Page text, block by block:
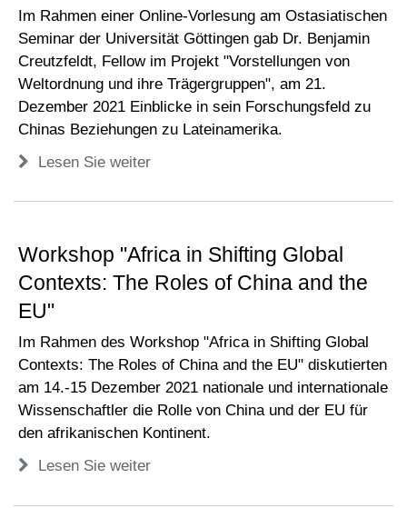
Im Rahmen einer Online-Vorlesung am Ostasiatischen
Seminar der Universität Göttingen gab Dr. Benjamin
Creutzfeldt, Fellow im Projekt "Vorstellungen von
Weltordnung und ihre Trägergruppen", am 21.
Dezember 2021 Einblicke in sein Forschungsfeld zu
Chinas Beziehungen zu Lateinamerika.
Lesen Sie weiter
Workshop "Africa in Shifting Global
Contexts: The Roles of China and the
EU"
Im Rahmen des Workshop "Africa in Shifting Global
Contexts: The Roles of China and the EU" diskutierten
am 14.-15 Dezember 2021 nationale und internationale
Wissenschaftler die Rolle von China und der EU für
den afrikanischen Kontinent.
Lesen Sie weiter